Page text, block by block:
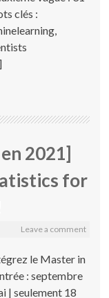
clés :
2021]
for
Leave a comment
le Master in
: septembre
| seulement 18